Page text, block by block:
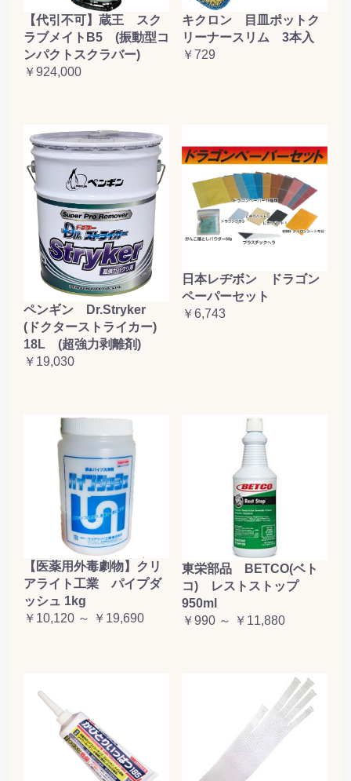
【代引不可】蔵王 スク
ラブメイトB5 (振動型コ
ンパクトスクラバー)
￥924,000
キクロン 目皿ポットク
リーナースリム 3本入
￥729
ペンギン Dr.Stryker
(ドクターストライカー)
18L (超強力剥離剤)
￥19,030
日本レヂボン ドラゴン
ペーパーセット
￥6,743
【医薬用外毒劇物】クリ
アライト工業 パイプダ
ッシュ 1kg
￥10,120 ～ ￥19,690
東栄部品 BETCO(ベト
コ) レストストップ
950ml
￥990 ～ ￥11,880